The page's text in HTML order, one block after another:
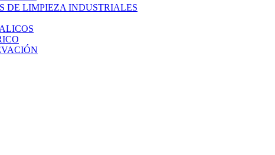
DE LIMPIEZA INDUSTRIALES